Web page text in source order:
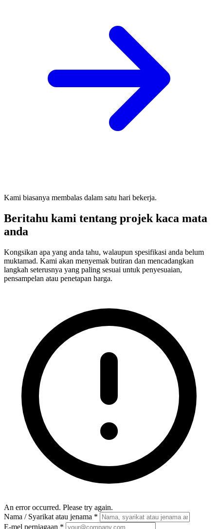
Kami biasanya membalas dalam satu hari bekerja.
Beritahu kami tentang projek kaca mata
anda
Kongsikan apa yang anda tahu, walaupun spesifikasi anda belum
muktamad. Kami akan menyemak butiran dan mencadangkan
langkah seterusnya yang paling sesuai untuk penyesuaian,
pensampelan atau penetapan harga.
An error occurred. Please try again.
Nama / Syarikat atau jenama *
E-mel perniagaan *